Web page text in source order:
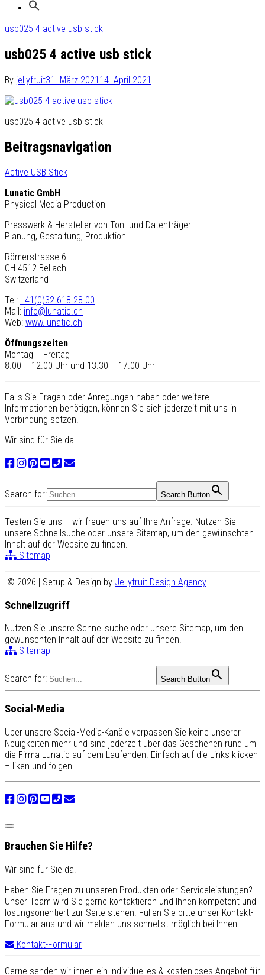
usb025 4 active usb stick
usb025 4 active usb stick
By jellyfruit31. März 2021 14. April 2021
usb025 4 active usb stick
Beitragsnavigation
Active USB Stick
Lunatic GmbH
Physical Media Production
Presswerk & Hersteller von Ton- und Datenträger
Planung, Gestaltung, Produktion
Römerstrasse 6
CH-4512 Bellach
Switzerland
Tel: +41(0)32 618 28 00
Mail: info@lunatic.ch
Web: www.lunatic.ch
Öffnungszeiten
Montag – Freitag
8.00 – 12.00 Uhr und 13.30 – 17.00 Uhr
Falls Sie Fragen oder Anregungen haben oder weitere
Informationen benötigen, können Sie sich jederzeit mit uns in
Verbindung setzen.
Wir sind für Sie da.
Search for: Search Button
Testen Sie uns – wir freuen uns auf Ihre Anfrage. Nutzen Sie
unsere Schnellsuche oder unsere Sitemap, um den gewünschten
Inhalt auf der Website zu finden.
Sitemap
© 2026 | Setup & Design by Jellyfruit Design Agency
Schnellzugriff
Nutzen Sie unsere Schnellsuche oder unsere Sitemap, um den
gewünschten Inhalt auf der Website zu finden.
Sitemap
Search for: Search Button
Social-Media
Über unsere Social-Media-Kanäle verpassen Sie keine unserer
Neuigkeiten mehr und sind jederzeit über das Geschehen rund um
die Firma Lunatic auf dem Laufenden. Einfach auf die Links klicken
– liken und folgen.
Brauchen Sie Hilfe?
Wir sind für Sie da!
Haben Sie Fragen zu unseren Produkten oder Serviceleistungen?
Unser Team wird Sie gerne kontaktieren und Ihnen kompetent und
lösungsorientiert zur Seite stehen. Füllen Sie bitte unser Kontakt-
Formular aus und wir melden uns schnellst möglich bei Ihnen.
Kontakt-Formular
Gerne senden wir ihnen ein Individuelles & kostenloses Angebot für